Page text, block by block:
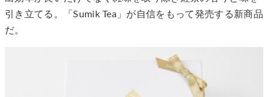
引き立てる。「Sumik Tea」が自信をもって発売する新商品
だ。